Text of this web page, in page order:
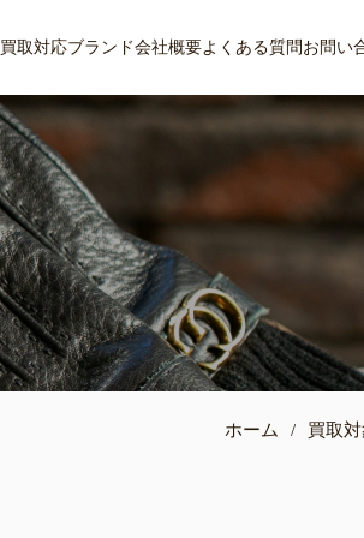
買取対応ブランド会社概要よくある質問 お問い
ホーム / 買取